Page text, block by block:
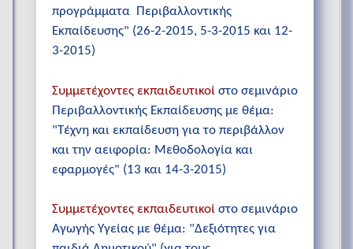
προγράμματα Περιβαλλοντικής
Εκπαίδευσης" (26-2-2015, 5-3-2015 και 12-
3-2015)
Συμμετέχοντες εκπαιδευτικοί στο σεμινάριο
Περιβαλλοντικής Εκπαίδευσης με θέμα:
"Τέχνη και εκπαίδευση για το περιβάλλον
και την αειφορία: Μεθοδολογία και
εφαρμογές" (13 και 14-3-2015)
Συμμετέχοντες εκπαιδευτικοί στο σεμινάριο
Αγωγής Υγείας με θέμα: "Δεξιότητες για